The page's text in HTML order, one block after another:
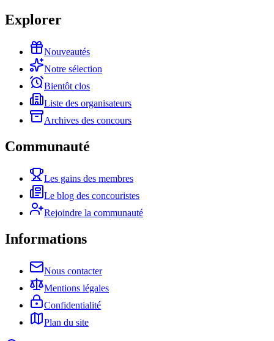
Explorer
Nouveautés
Notre sélection
Bientôt clos
Liste des organisateurs
Archives des concours
Communauté
Les gains des membres
Le blog des concouristes
Rejoindre la communauté
Informations
Nous contacter
Mentions légales
Confidentialité
Plan du site